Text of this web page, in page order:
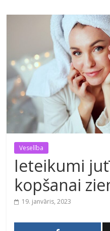
Veselība
Ieteikumi
kopšanai
19. janvāris, 2023